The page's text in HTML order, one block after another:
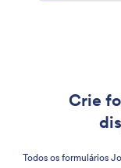
Crie
Todos os formulários